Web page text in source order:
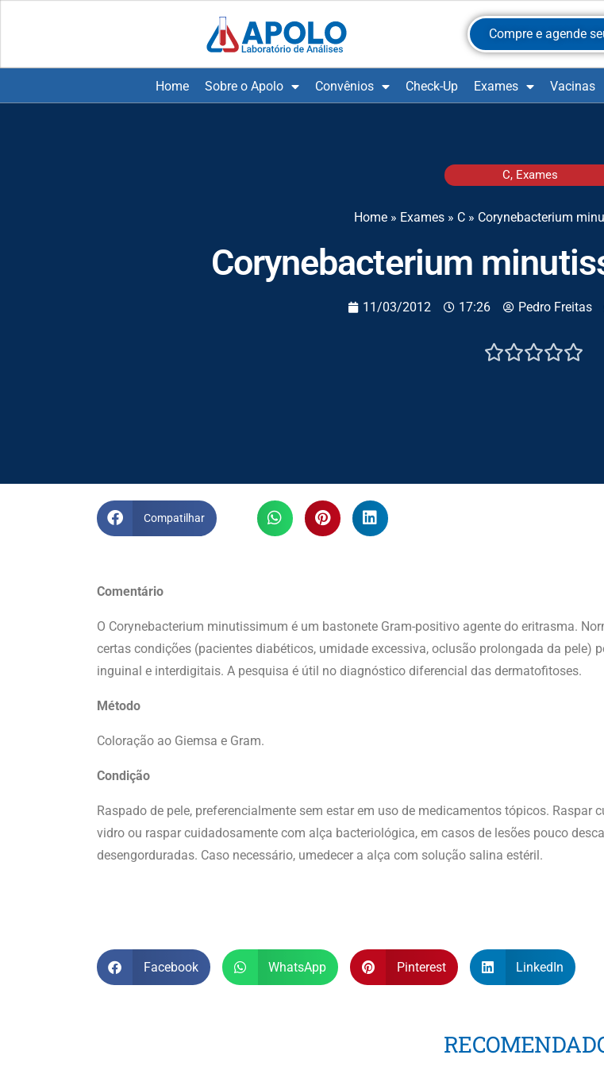
Compre e agende
Home Sobre o Apolo Convênios Check-Up Exames Vacinas
C, Exames
Home» Exames» C» Corynebacterium
Corynebacterium
11/03/2012 17:26 Pedro Freitas

Compatilhar
Comentário
O Corynebacterium minutissimum é um bastonete Gram-positivo agente do eritrasma.
certas condições (pacientes diabéticos, umidade excessiva, oclusão prolongada da pele)
inguinal e interdigitais. A pesquisa é útil no diagnóstico diferencial das dermatofitoses.
Método
Coloração ao Giemsa e Gram.
Condição
Raspado de pele, preferencialmente sem estar em uso de medicamentos tópicos.
vidro ou raspar cuidadosamente com alça bacteriológica, em casos de lesões pouco
desengorduradas. Caso necessário, umedecer a alça com solução salina estéril.
Facebook WhatsApp Pinterest LinkedIn